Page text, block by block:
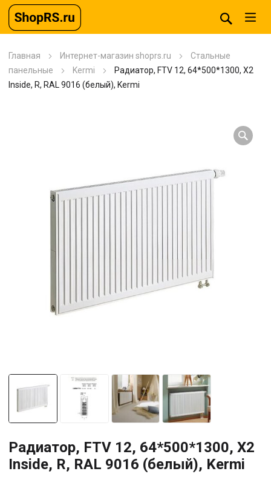
Главная Интернет-магазин shoprs.ru
Стальные
панельные
Kermi
Радиатор, FTV 12, 64*500*1300, X2
Inside, R, RAL 9016 (белый), Kermi
Радиатор, FTV 12, 64*500*1300, X2
Inside, R, RAL 9016 (белый), Kermi